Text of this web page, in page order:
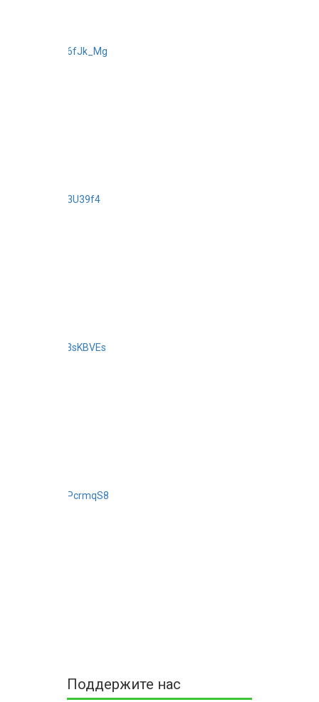
Поддержите нас